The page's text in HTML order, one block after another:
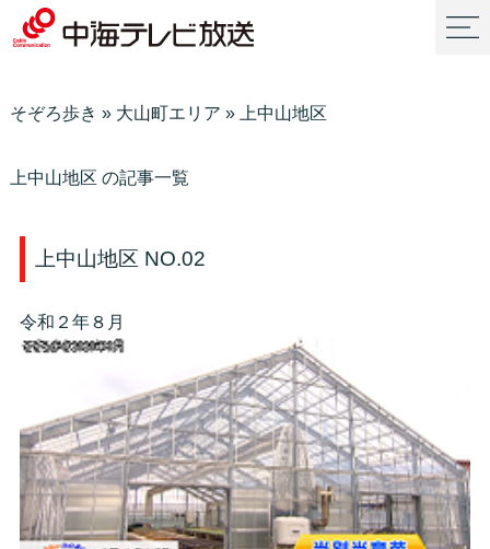
そぞろ歩き » 大山町エリア » 上中山地区
上中山地区 の記事一覧
上中山地区 NO.02
令和２年８月